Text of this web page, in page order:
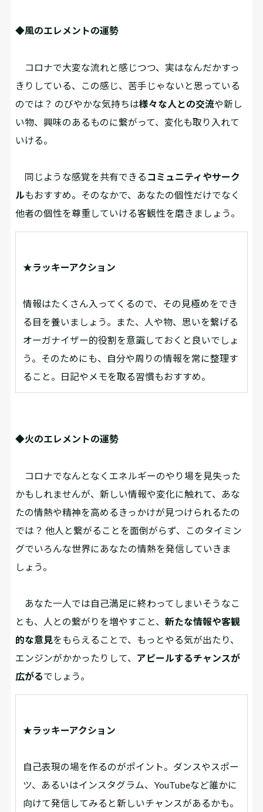
◆⾵のエレメントの運勢
コロナで⼤変な流れと感じつつ、実はなんだかすっ
きりしている、この感じ、苦⼿じゃないと思っている
のでは？ のびやかな気持ちは様々な⼈との交流や新し
い物、興味のあるものに繋がって、変化も取り⼊れて
いける。
同じような感覚を共有できる コミュニティやサーク
ルもおすすめ。そのなかで、あなたの個性だけでなく
他者の個性を尊重していける客観性を磨きましょう。
★ラッキーアクション
情報はたくさん入ってくるので、その見極めをでき
る目を養いましょう。また、人や物、思いを繋げる
オーガナイザー的役割を意識しておくと良いでしょ
う。そのためにも、自分や周りの情報を常に整理す
ること。日記やメモを取る習慣もおすすめ。
◆⽕のエレメントの運勢
コロナでなんとなくエネルギーのやり場を⾒失った
かもしれませんが、新しい情報や変化に触れて、あな
たの情熱や精神を⾼めるきっかけが⾒つけられるたの
では？ 他人と繋がることを⾯倒がらず、このタイミン
グでいろんな世界にあなたの情熱を発信していきま
しょう。
あなた⼀⼈では⾃⼰満⾜に終わってしまいそうなこ
とも、⼈との繋がりを増やすこと、新たな情報や客観
的な意⾒をもらえることで、もっとやる気が出たり、
エンジンがかかったりして、 アピールするチャンスが
広がるでしょう。
★ラッキーアクション
自己表現の場を作るのがポイント。ダンスやスポー
ツ、あるいはインスタグラム、YouTubeなど誰かに
向けて発信してみると新しいチャンスがあるかも。